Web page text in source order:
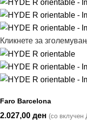
Кликнете за
Faro Barcelona
2.027,00 ден (со